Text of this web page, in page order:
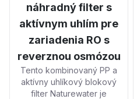
náhradný filter s
aktívnym uhlím pre
zariadenia RO s
reverznou osmózou
Tento kombinovaný PP a
aktívny uhlíkový blokový
filter Naturewater je